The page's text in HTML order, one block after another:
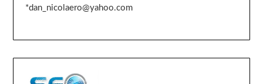
*dan_nicolaero@yahoo.com